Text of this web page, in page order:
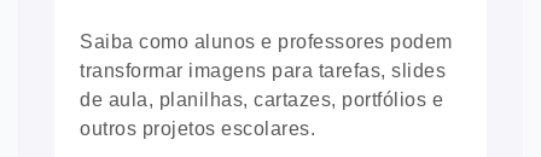
Saiba como alunos e professores podem
transformar imagens para tarefas, slides
de aula, planilhas, cartazes, portfólios e
outros projetos escolares.